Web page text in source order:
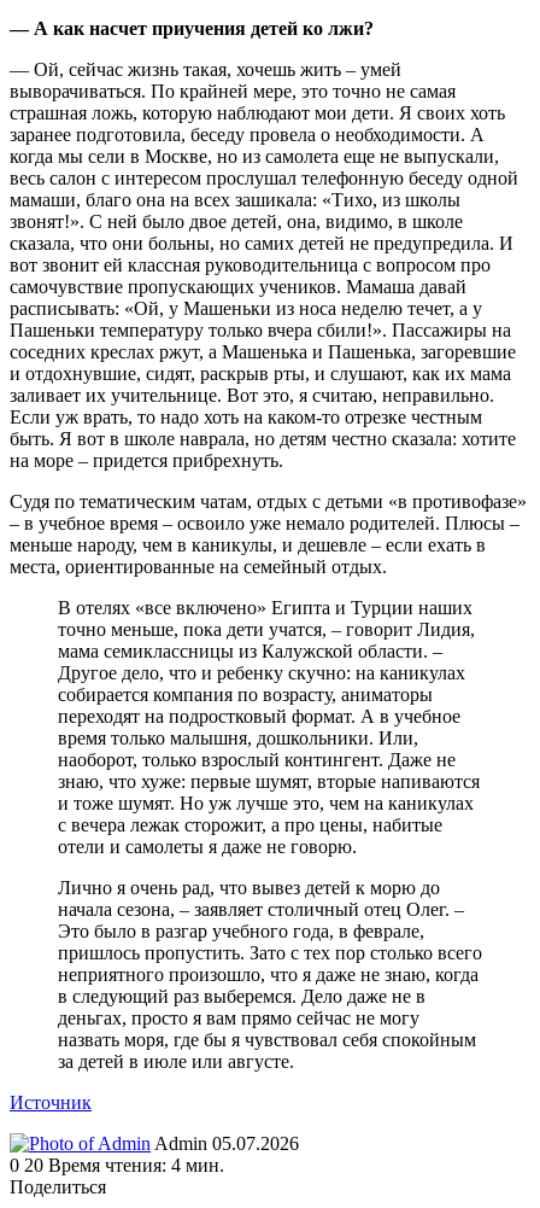
— А как насчет приучения детей ко лжи?
— Ой, сейчас жизнь такая, хочешь жить – умей
выворачиваться. По крайней мере, это точно не самая
страшная ложь, которую наблюдают мои дети. Я своих хоть
заранее подготовила, беседу провела о необходимости. А
когда мы сели в Москве, но из самолета еще не выпускали,
весь салон с интересом прослушал телефонную беседу одной
мамаши, благо она на всех зашикала: «Тихо, из школы
звонят!». С ней было двое детей, она, видимо, в школе
сказала, что они больны, но самих детей не предупредила. И
вот звонит ей классная руководительница с вопросом про
самочувствие пропускающих учеников. Мамаша давай
расписывать: «Ой, у Машеньки из носа неделю течет, а у
Пашеньки температуру только вчера сбили!». Пассажиры на
соседних креслах ржут, а Машенька и Пашенька, загоревшие
и отдохнувшие, сидят, раскрыв рты, и слушают, как их мама
заливает их учительнице. Вот это, я считаю, неправильно.
Если уж врать, то надо хоть на каком-то отрезке честным
быть. Я вот в школе наврала, но детям честно сказала: хотите
на море – придется прибрехнуть.
Судя по тематическим чатам, отдых с детьми «в противофазе»
– в учебное время – освоило уже немало родителей. Плюсы –
меньше народу, чем в каникулы, и дешевле – если ехать в
места, ориентированные на семейный отдых.
В отелях «все включено» Египта и Турции наших
точно меньше, пока дети учатся, – говорит Лидия,
мама семиклассницы из Калужской области. –
Другое дело, что и ребенку скучно: на каникулах
собирается компания по возрасту, аниматоры
переходят на подростковый формат. А в учебное
время только малышня, дошкольники. Или,
наоборот, только взрослый контингент. Даже не
знаю, что хуже: первые шумят, вторые напиваются
и тоже шумят. Но уж лучше это, чем на каникулах
с вечера лежак сторожит, а про цены, набитые
отели и самолеты я даже не говорю.
Лично я очень рад, что вывез детей к морю до
начала сезона, – заявляет столичный отец Олег. –
Это было в разгар учебного года, в феврале,
пришлось пропустить. Зато с тех пор столько всего
неприятного произошло, что я даже не знаю, когда
в следующий раз выберемся. Дело даже не в
деньгах, просто я вам прямо сейчас не могу
назвать моря, где бы я чувствовал себя спокойным
за детей в июле или августе.
Источник
Admin Send
an
05.07.2026
0 20 Время чтения: 4 мин.
Поделиться